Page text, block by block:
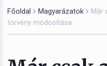
Főoldal Magyarázatok
Már
törvény módosítása